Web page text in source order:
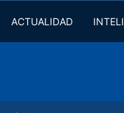
ACTUALIDAD